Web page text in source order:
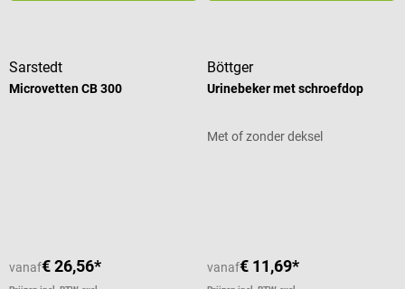
Sarstedt
Microvetten CB 300
vanaf€ 26,56*
Böttger
Urinebeker met schroefdop
Met of zonder deksel
vanaf€ 11,69*